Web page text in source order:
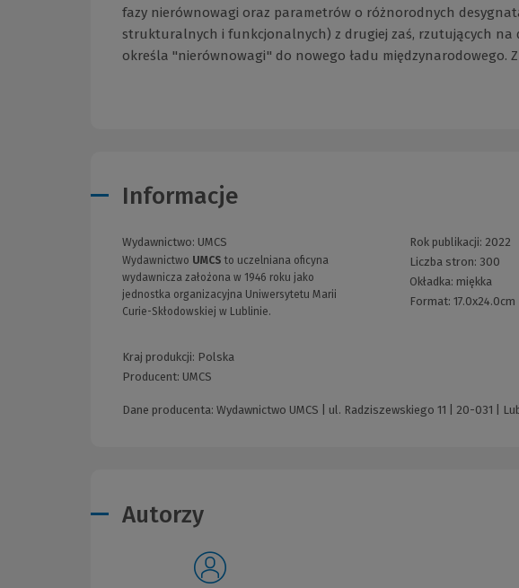
fazy nierównowagi oraz parametrów o różnorodnych
strukturalnych i funkcjonalnych) z drugiej zaś, rzutujących na
określa "nierównowagi" do nowego ładu międzynarodowego.
Informacje
Wydawnictwo: UMCS
Wydawnictwo UMCS to uczelniana oficyna
wydawnicza założona w 1946 roku jako
jednostka organizacyjna Uniwersytetu Marii
Curie-Skłodowskiej w Lublinie.
Kraj produkcji: Polska
Producent: UMCS
Rok publikacji: 2022
Liczba stron: 300
Okładka: miękka
Format: 17.0x24.0cm
Dane producenta: Wydawnictwo UMCS | ul. Radziszewskiego 11 | 20-031 |
Autorzy